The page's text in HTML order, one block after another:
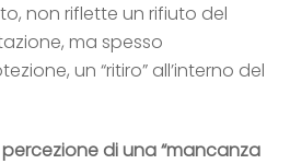
, non riflette un rifiuto del
ma spesso
un “ritiro” all’interno del
di una “mancanza